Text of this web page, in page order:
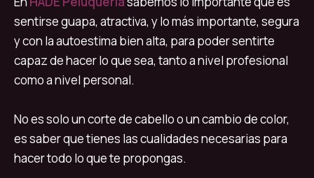
sentirse guapa, atractiva, y lo más importante, segura
y con la autoestima bien alta, para poder sentirte
capaz de hacer lo que sea, tanto a nivel profesional
como a nivel personal.
No es solo un corte de cabello o un cambio de color,
es saber que tienes las cualidades necesarias para
hacer todo lo que te propongas.